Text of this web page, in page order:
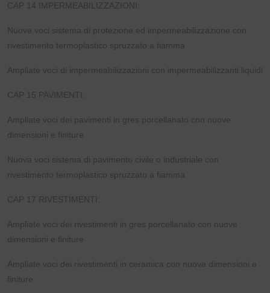
CAP 14 IMPERMEABILIZZAZIONI:
Nuove voci sistema di protezione ed impermeabilizzazione con
rivestimento termoplastico spruzzato a fiamma
Ampliate voci di impermeabilizzazioni con impermeabilizzanti liquidi
CAP 15 PAVIMENTI:
Ampliate voci dei pavimenti in gres porcellanato con nuove
dimensioni e finiture
Nuova voci sistema di pavimento civile o industriale con
rivestimento termoplastico spruzzato a fiamma
CAP 17 RIVESTIMENTI:
Ampliate voci dei rivestimenti in gres porcellanato con nuove
dimensioni e finiture
Ampliate voci dei rivestimenti in ceramica con nuove dimensioni e
finiture